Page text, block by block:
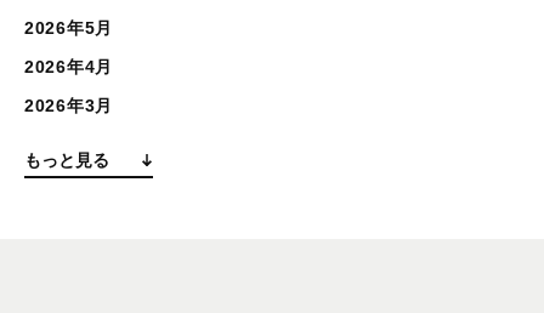
2026年5月
2026年4月
2026年3月
もっと見る